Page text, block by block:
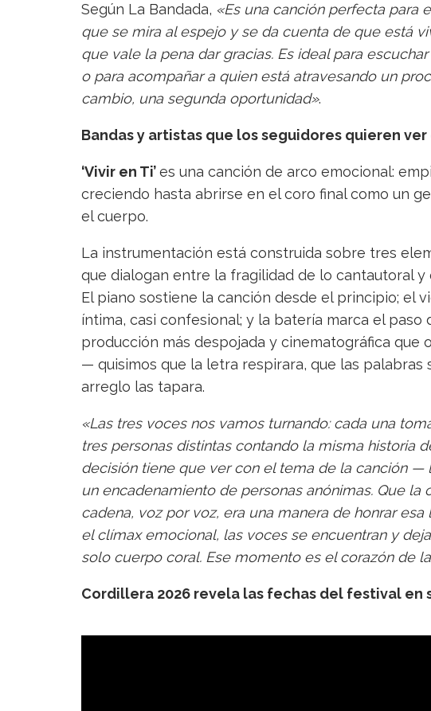
Según La Bandada, «Es una canción perfecta para
que se mira al espejo y se da cuenta de que está
que vale la pena dar gracias. Es ideal para
o para acompañar a quien está atravesando un
cambio, una segunda oportunidad».
Bandas y artistas que los seguidores quieren ver
‘Vivir en Ti’es una canción de arco emocional:
creciendo hasta abrirse en el coro final como un
el cuerpo.
La instrumentación está construida sobre tres
que dialogan entre la fragilidad de lo cantautoral
El piano sostiene la canción desde el principio; el
íntima, casi confesional; y la batería marca el paso
producción más despojada y cinematográfica que
— quisimos que la letra respirara, que las palabras
arreglo las tapara.
«Las tres voces nos vamos turnando: cada una
tres personas distintas contando la misma historia
decisión tiene que ver con el tema de la canción —
un encadenamiento de personas anónimas. Que la
cadena, voz por voz, era una manera de honrar
el clímax emocional, las voces se encuentran y
solo cuerpo coral. Ese momento es el corazón de
Cordillera 2026 revela las fechas del festival en